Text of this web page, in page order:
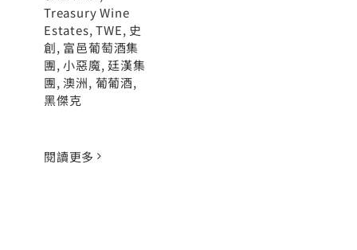
Treasury Wine
Estates,TWE, 史
創, 富邑葡萄酒集
團,小惡魔,廷漢集
團,澳洲, 葡葡酒,
黑傑克
閱讀更多